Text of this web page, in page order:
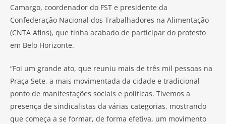
Camargo, coordenador do FST e presidente da
Confederação Nacional dos Trabalhadores na Alimentação
(CNTA Afins), que tinha acabado de participar do protesto
em Belo Horizonte.
“Foi um grande ato, que reuniu mais de três mil pessoas na
Praça Sete, a mais movimentada da cidade e tradicional
ponto de manifestações sociais e políticas. Tivemos a
presença de sindicalistas da várias categorias, mostrando
que começa a se formar, de forma efetiva, um movimento